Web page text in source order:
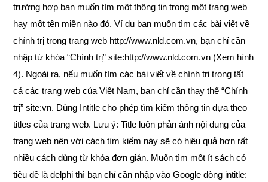
trường hợp bạn muốn tìm một thông tin trong một trang web
hay một tên miền nào đó. Ví dụ bạn muốn tìm các bài viết về
chính trị trong trang web http://www.nld.com.vn, bạn chỉ cần
nhập từ khóa “Chính trị” site:http://www.nld.com.vn (Xem hình
4). Ngoài ra, nếu muốn tìm các bài viết về chính trị trong tất
cả các trang web của Việt Nam, bạn chỉ cần thay thế “Chính
trị” site:vn. Dùng Intitle cho phép tìm kiếm thông tin dựa theo
titles của trang web. Lưu ý: Title luôn phản ánh nội dung của
trang web nên với cách tìm kiếm này sẽ có hiệu quả hơn rất
nhiều cách dùng từ khóa đơn giản. Muốn tìm một ít sách có
tiêu đề là delphi thì bạn chỉ cần nhập vào Google dòng intitle: